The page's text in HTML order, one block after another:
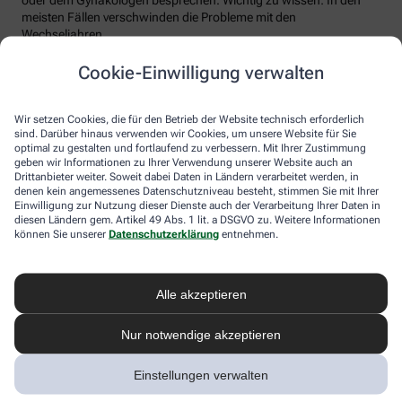
Cookie-Einwilligung verwalten
Wir setzen Cookies, die für den Betrieb der Website technisch erforderlich
sind. Darüber hinaus verwenden wir Cookies, um unsere Website für Sie
optimal zu gestalten und fortlaufend zu verbessern. Mit Ihrer Zustimmung
geben wir Informationen zu Ihrer Verwendung unserer Website auch an
Drittanbieter weiter. Soweit dabei Daten in Ländern verarbeitet werden, in
denen kein angemessenes Datenschutzniveau besteht, stimmen Sie mit Ihrer
Einwilligung zur Nutzung dieser Dienste auch der Verarbeitung Ihrer Daten in
diesen Ländern gem. Artikel 49 Abs. 1 lit. a DSGVO zu. Weitere Informationen
können Sie unserer Datenschutzerklärung entnehmen.
Alle akzeptieren
Nur notwendige akzeptieren
Einstellungen verwalten
meisten Fällen verschwinden die Probleme mit den
Wechseljahren.
Voraussetzung für eine erfolgreiche Behandlung ist allerdings
immer, dass die Endometriose auch als solche erkannt wird.
nehmen und ärztlich abklären lassen. Und sich auf keinen Fall
einreden lassen, sie seien normal.
Melden Sie sich hier an und sichern Sie
sich Ihren 10% Gutschein* für unsere
Apotheke